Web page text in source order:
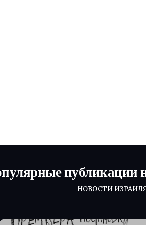
публикации
НОВОСТИ